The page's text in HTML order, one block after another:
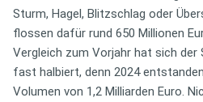
Sturm, Hagel, Blitzschlag oder
flossen dafür rund 650 Millionen
Vergleich zum Vorjahr hat sich
fast halbiert, denn 2024
Volumen von 1,2 Milliarden Euro.